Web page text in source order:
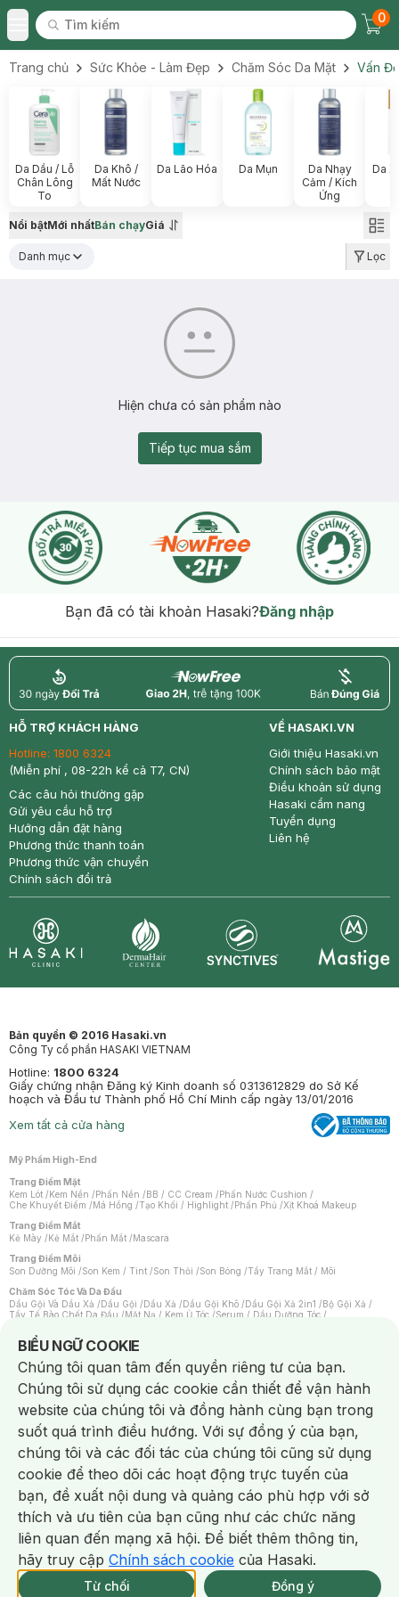
Toggle Menu
Tìm kiếm
Tìm kiếm
0
Trang chủ Sức Khỏe - Làm Đẹp Chăm Sóc Da Mặt Vấn
Da Dầu / Lỗ
Chân Lông
To
Da Khô /
Mất Nước
Da Lão Hóa Da Mụn
Da Nhạy
Cảm / Kích
Ứng
Da
Nổi bậtMới nhấtBán chạyGiá
Danh mục Lọc
Hiện chưa có sản phẩm nào
Tiếp tục mua sắm
Giao Nhanh Miễn Phí 2H.
tại 337 Chi Nhánh (Trễ tặng 100K)
Bạn đã có tài khoản Hasaki?Đăng nhập
return nowfree price
HỖ TRỢ KHÁCH HÀNG
Hotline: 1800 6324
(Miễn phí , 08-22h kể cả T7, CN)
Các câu hỏi thường gặp
Gửi yêu cầu hỗ trợ
Hướng dẫn đặt hàng
Phương thức thanh toán
Phương thức vận chuyển
Chính sách đổi trả
VỀ HASAKI.VN
Giới thiệu Hasaki.vn
Chính sách bảo mật
Điều khoản sử dụng
Hasaki cẩm nang
Tuyển dụng
Liên hệ
Bản quyền © 2016 Hasaki.vn
Công Ty cổ phần HASAKI VIETNAM
Hotline: 1800 6324
Giấy chứng nhận Đăng ký Kinh doanh số 0313612829 do Sở Kế
hoạch và Đầu tư Thành phố Hồ Chí Minh cấp ngày 13/01/2016
Xem tất cả cửa hàng
Mỹ Phẩm High-End
Trang Điểm Mặt
Kem Lót /Kem Nền /Phấn Nền /BB / CC Cream /Phấn Nước Cushion /
Che Khuyết Điểm /Má Hồng /Tạo Khối / Highlight /Phấn Phủ /Xịt Khoá Makeup
Trang Điểm Mắt
Kẻ Mày /Kẻ Mắt /Phấn Mắt /Mascara
Trang Điểm Môi
Son Dưỡng Môi /Son Kem / Tint /Son Thỏi /Son Bóng /Tẩy Trang Mắt / Môi
Chăm Sóc Tóc Và Da Đầu
Dầu Gội Và Dầu Xả /Dầu Gội /Dầu Xả /Dầu Gội Khô /Dầu Gội Xả 2in1 /Bộ Gội Xả /
Tẩy Tế Bào Chết Da Đầu /Mặt Nạ / Kem Ủ Tóc /Serum / Dầu Dưỡng Tóc /
Máy Sấy Tóc
Lược
Kem Tẩy Lông/Dụng Cụ Tẩy Lông
Nước Hoa
Nước Hoa Nam Nước Hoa Cao Cấp Xịt Thơm Toàn Thân
Nước Hoa Vùng Kín
Chăm Sóc Cá Nhân
Chống Muỗi
Khẩu Trang Máy Massage Mặt Nạ Xông Hơi/Nước Rửa Tay
Sản Phẩm Chăm Sóc Khác/ Bàn Chải Đánh Răng /Bàn Chải Điện/
Hỗ Trợ Trắng Răng / Kem Đánh Răng Máy Tăm Nước Nước Súc Miệng
Tăm / Chỉ Nha Khoa /Xịt Thơm Miệng / Dung Dịch Vệ Sinh/Dưỡng Vùng Kín/
Khăn Ướt Vệ Sinh Vùng Kín
/Băng Vệ Sinh Tampon Bọt Cạo Râu Dao Cạo Râu/
Máy Cạo Râu
Vấn Đề Về Da
Da Dầu / Lỗ Chân Lông To
Da Khô / Mất Nước /Da Lão Hóa / Da Mụn/
Da Nhạy Cảm / Kích Ứng/Da Xỉn Màu/Thâm / Nám / Tàn Nhang/
Quầng Thâm & Bọng Mắt/ Sẹo
Viêm Da Cơ Địa
Dụng Cụ / Phụ Kiện Chăm Sóc Da
/Khăn Lau Mặt Khô Dụng Cụ / Máy Rửa Mặt/Máy Chăm Sóc Da
BIỂU NGỮ COOKIE
Notice about cookies usage
Chúng tôi quan tâm đến quyền riêng tư của bạn.
Chúng tôi sử dụng các cookie cần thiết để vận hành
website của chúng tôi và đồng hành cùng bạn trong
suốt quá trình điều hướng. Với sự đồng ý của bạn,
chúng tôi và các đối tác của chúng tôi cũng sử dụng
cookie để theo dõi các hoạt động trực tuyến của
bạn, đề xuất nội dung và quảng cáo phù hợp với sở
thích và ưu tiên của bạn cũng như các chức năng
liên quan đến mạng xã hội. Để biết thêm thông tin,
hãy truy cập Chính sách cookie của Hasaki.
Từ chối Đồng ý